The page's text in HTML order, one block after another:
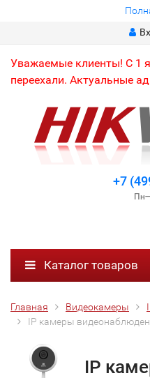
Уважаемые клиенты! С 1
переехали. Актуальные
+7
Каталог товаров
Главная Видеокамеры
IP камеры
IP